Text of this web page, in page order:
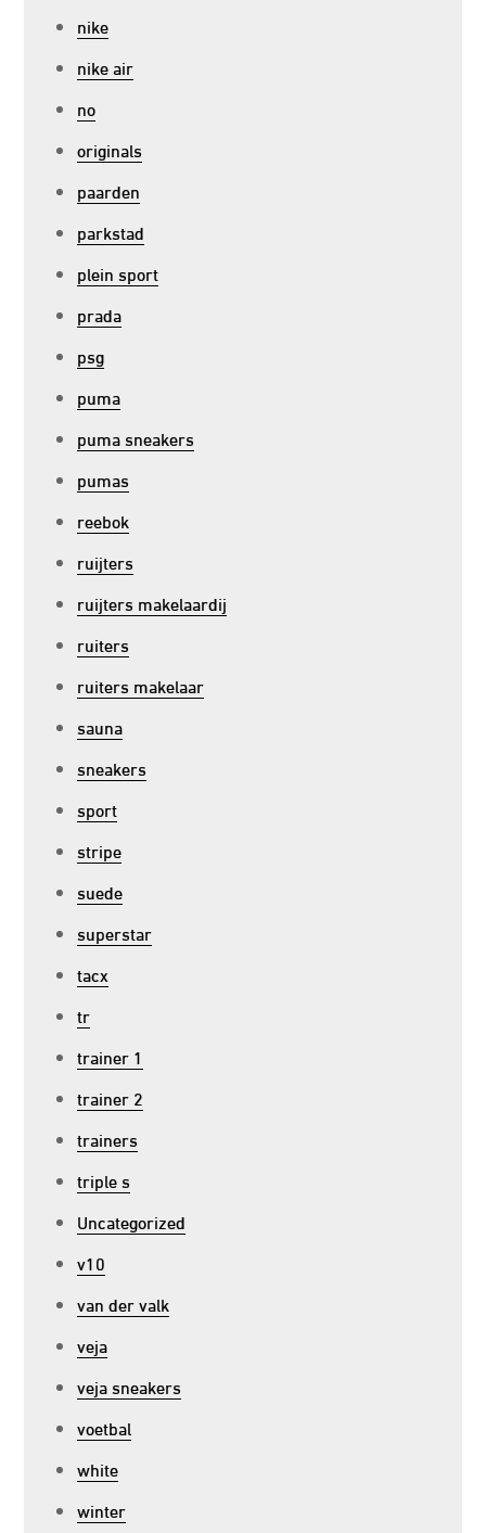
nike
nike air
no
originals
paarden
parkstad
plein sport
prada
psg
puma
puma sneakers
pumas
reebok
ruijters
ruijters makelaardij
ruiters
ruiters makelaar
sauna
sneakers
sport
stripe
suede
superstar
tacx
tr
trainer 1
trainer 2
trainers
triple s
Uncategorized
v10
van der valk
veja
veja sneakers
voetbal
white
winter